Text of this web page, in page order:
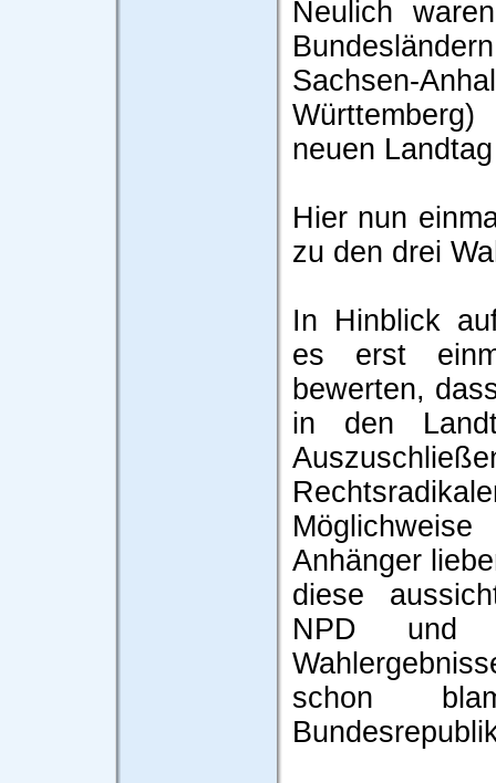
Neulich
Sachsen-
neuen
Hier nun
zu den drei
In Hinblick
es erst
bewerten,
in den
Anhänger
diese
NPD und
schon